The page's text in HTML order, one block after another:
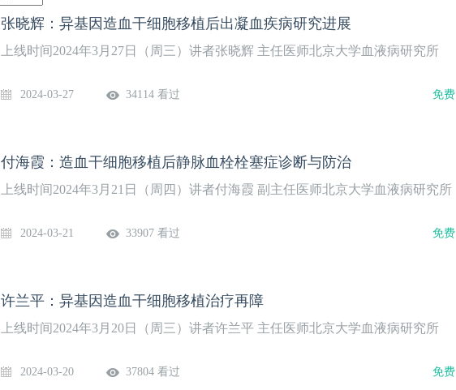
张晓辉：异基因造血干细胞移植后出凝血疾病研究进展
上线时间2024年3月27日（周三）讲者张晓辉 主任医师北京大学血液病研究所
2024-03-27 34114 看过 免费
付海霞：造血干细胞移植后静脉血栓栓塞症诊断与防治
上线时间2024年3月21日（周四）讲者付海霞 副主任医师北京大学血液病研究所
2024-03-21 33907 看过 免费
许兰平：异基因造血干细胞移植治疗再障
上线时间2024年3月20日（周三）讲者许兰平 主任医师北京大学血液病研究所
2024-03-20 37804 看过 免费